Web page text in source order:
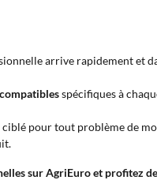
arrive rapidement et
spécifiques à
pour tout problème de
sur AgriEuroet profitez